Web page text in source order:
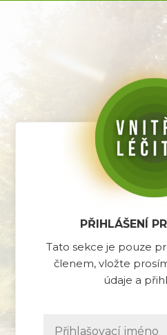
PŘIHLÁŠENÍ
Tato sekce je pouze
členem, vložte
údaje a